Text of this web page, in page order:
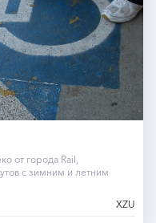
от города Rail,
с зимним и летним
XZU